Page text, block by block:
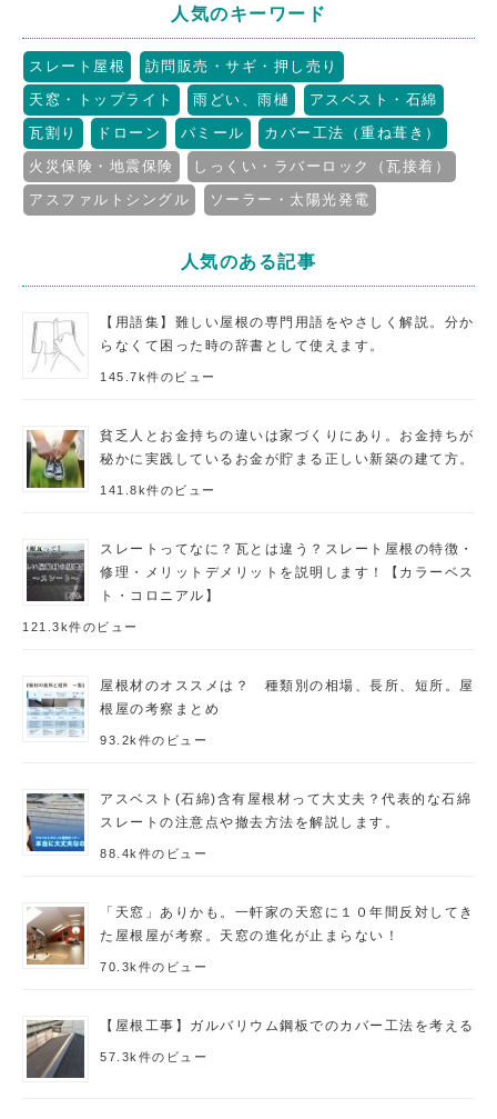
人気のキーワード
スレート屋根
訪問販売・サギ・押し売り
天窓・トップライト
雨どい、雨樋
アスベスト・石綿
瓦割り
ドローン パミール
カバー工法（重ね葺き）
火災保険・地震保険
しっくい・ラバーロック（瓦接着）
アスファルトシングル
ソーラー・太陽光発電
人気のある記事
【用語集】難しい屋根の専門用語をやさしく解説。分か
らなくて困った時の辞書として使えます。
145.7k件のビュー
貧乏人とお金持ちの違いは家づくりにあり。お金持ちが
秘かに実践しているお金が貯まる正しい新築の建て方。
141.8k件のビュー
スレートってなに？瓦とは違う？スレート屋根の特徴・
修理・メリットデメリットを説明します！【カラーベス
ト・コロニアル】
121.3k件のビュー
屋根材のオススメは？ 種類別の相場、長所、短所。屋
根屋の考察まとめ
93.2k件のビュー
アスベスト(石綿)含有屋根材って大丈夫？代表的な石綿
スレートの注意点や撤去方法を解説します。
88.4k件のビュー
「天窓」ありかも。一軒家の天窓に１０年間反対してき
た屋根屋が考察。天窓の進化が止まらない！
70.3k件のビュー
【屋根工事】ガルバリウム鋼板でのカバー工法を考える
57.3k件のビュー